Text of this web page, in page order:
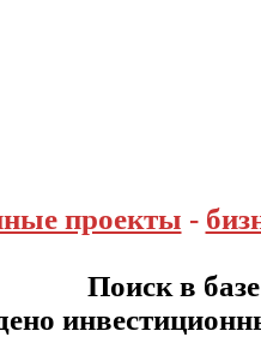
проекты -
Поиск в